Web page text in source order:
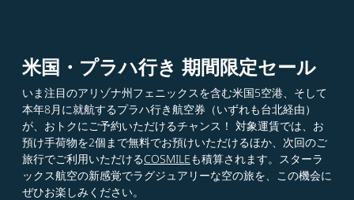
米国・プラハ行き 期間限定セール
いま注目のアリゾナ州フェニックスを含む米国5空港、そして
本年8月に就航するプラハ行き航空券（いずれも台北経由）
が、おトクにご予約いただけるチャンス！ 対象運賃では、お
預け手荷物を2個まで無料でお預けいただけるほか、次回のご
旅行でご利用いただけるCOSMILEも積算されます。スターラ
ックス航空の新感覚でラグジュアリーな空の旅を、この機会に
ぜひお楽しみください。